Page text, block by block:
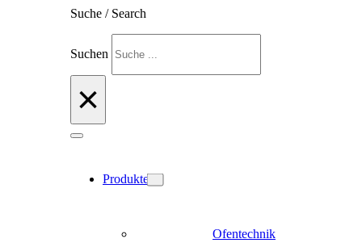
Suche / Search
Suchen
×
Produkte
Ofentechnik